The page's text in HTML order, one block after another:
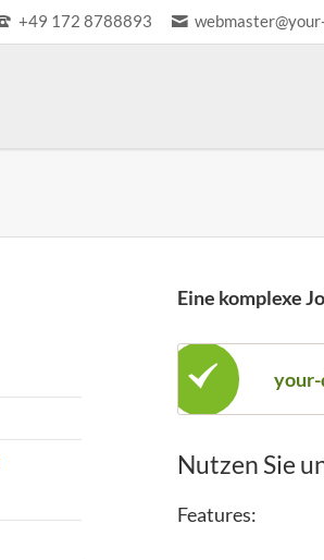
+49 172 8788893
Contao-Erweiterungen
Eine komplexe
your-
Nutzen Sie
Features: